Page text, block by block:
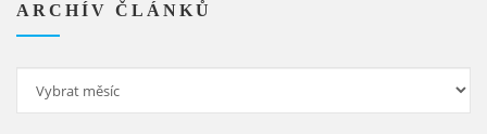
ARCHÍV ČLÁNKŮ
článků